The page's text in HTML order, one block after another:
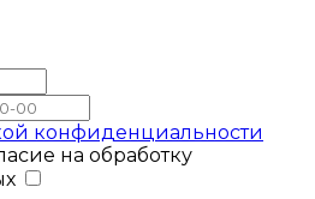
конфиденциальности
на обработку